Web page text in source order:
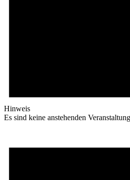
Hinweis
Es sind keine anstehenden